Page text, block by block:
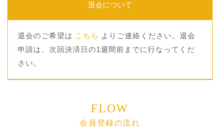
退会について
退会のご希望は こちら よりご連絡ください。退会
申請は、次回決済日の1週間前までに行なってくだ
さい。
FLOW
会員登録の流れ